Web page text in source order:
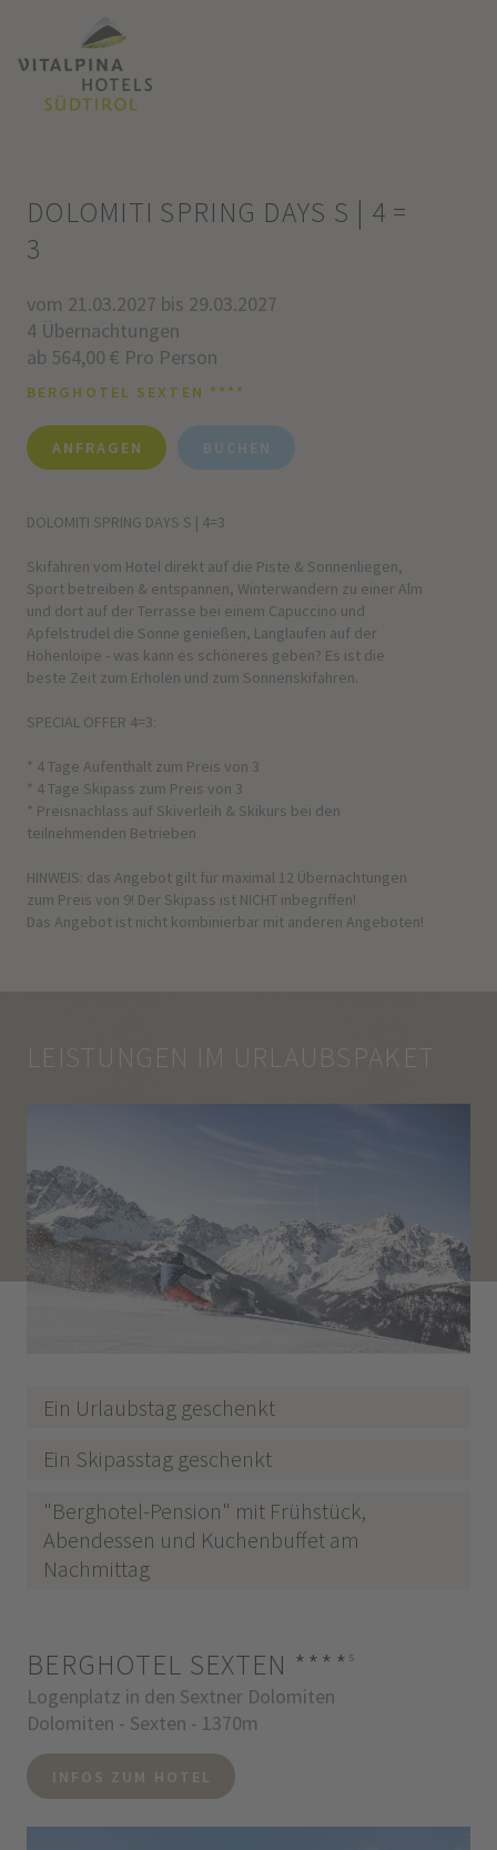
DOLOMITI SPRING DAYS S | 4 =
3
vom 21.03.2027 bis 29.03.2027
4 Übernachtungen
ab 564,00 € Pro Person
BERGHOTEL SEXTEN ****
ANFRAGEN BUCHEN
DOLOMITI SPRING DAYS S | 4=3
Skifahren vom Hotel direkt auf die Piste & Sonnenliegen,
Sport betreiben & entspannen, Winterwandern zu einer Alm
und dort auf der Terrasse bei einem Capuccino und
Apfelstrudel die Sonne genießen, Langlaufen auf der
Höhenloipe - was kann es schöneres geben? Es ist die
beste Zeit zum Erholen und zum Sonnenskifahren.
SPECIAL OFFER 4=3:
* 4 Tage Aufenthalt zum Preis von 3
* 4 Tage Skipass zum Preis von 3
* Preisnachlass auf Skiverleih & Skikurs bei den
teilnehmenden Betrieben
HINWEIS: das Angebot gilt für maximal 12 Übernachtungen
zum Preis von 9! Der Skipass ist NICHT inbegriffen!
Das Angebot ist nicht kombinierbar mit anderen Angeboten!
LEISTUNGEN IM URLAUBSPAKET
Ein Urlaubstag geschenkt
Ein Skipasstag geschenkt
"Berghotel-Pension" mit Frühstück,
Abendessen und Kuchenbuffet am
Nachmittag
BERGHOTEL SEXTEN **** s
Logenplatz in den Sextner Dolomiten
Dolomiten - Sexten - 1370m
INFOS ZUM HOTEL